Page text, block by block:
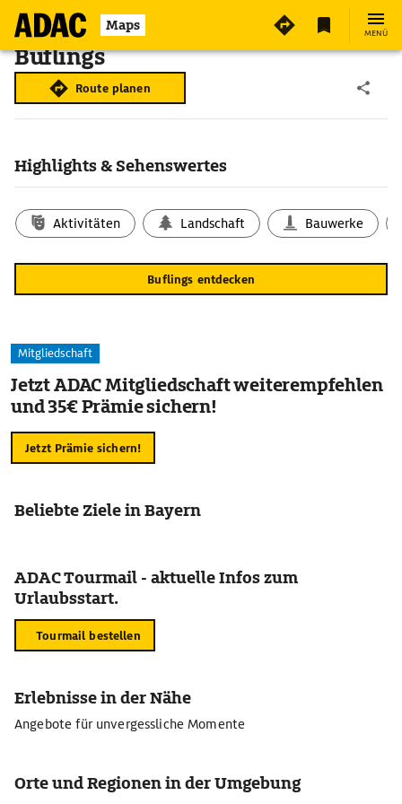
Maps MENÜ
Buflings
Route planen
Highlights & Sehenswertes
Aktivitäten Landschaft Bauwerke
Buflings entdecken
Mitgliedschaft
Jetzt ADAC Mitgliedschaft weiterempfehlen
und 35€ Prämie sichern!
Jetzt Prämie sichern!
Beliebte Ziele in Bayern
ADAC Tourmail - aktuelle Infos zum
Urlaubsstart.
Tourmail bestellen
Erlebnisse in der Nähe
Angebote für unvergessliche Momente
Orte und Regionen in der Umgebung